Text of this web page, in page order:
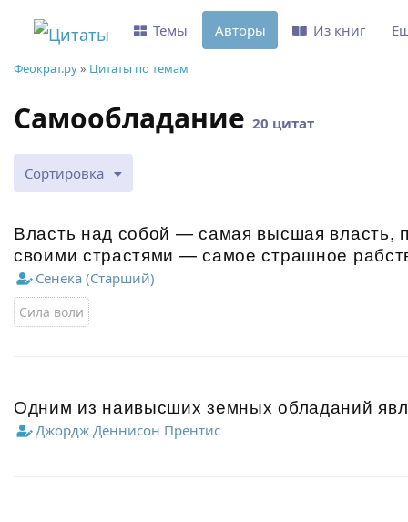
Феократ.ру» Цитаты по темам
Самообладание 20 цитат
Сортировка
Власть над собой — самая высшая власть,
своими страстями — самое страшное
Сенека (Старший)
Сила воли
Одним из наивысших земных обладаний
Джордж Деннисон Прентис
Темы Авторы Из книг